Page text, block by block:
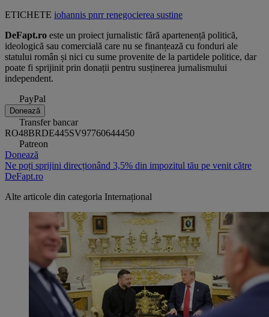
ETICHETE iohannis pnrrrenegocierea sustine
DeFapt.ro este un proiect jurnalistic fără apartenență politică,
ideologică sau comercială care nu se finanțează cu fonduri ale
statului român și nici cu sume provenite de la partidele politice, dar
poate fi sprijinit prin donații pentru susținerea jurnalismului
independent.
PayPal
Donează
Transfer bancar
RO48BRDE445SV97760644450
Patreon
Donează
Ne poți sprijini direcționând 3,5% din impozitul tău pe venit către
DeFapt.ro
Alte articole din categoria Internațional